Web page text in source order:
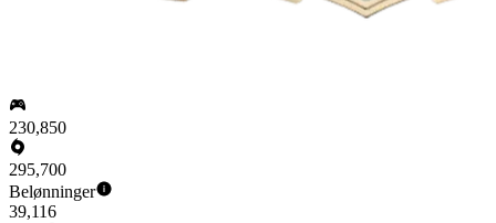
230,850
295,700
Belønninger
39,116